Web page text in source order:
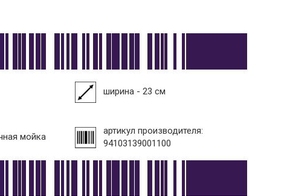
ширина - 23 см
мойка
артикул производителя:
94103139001100